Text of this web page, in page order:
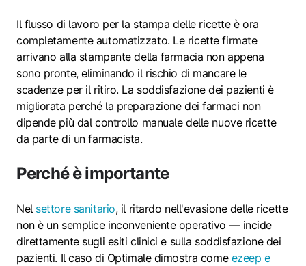
Il flusso di lavoro per la stampa delle ricette è ora
completamente automatizzato. Le ricette firmate
arrivano alla stampante della farmacia non appena
sono pronte, eliminando il rischio di mancare le
scadenze per il ritiro. La soddisfazione dei pazienti è
migliorata perché la preparazione dei farmaci non
dipende più dal controllo manuale delle nuove ricette
da parte di un farmacista.
Perché è importante
Nel settore sanitario, il ritardo nell'evasione delle ricette
non è un semplice inconveniente operativo — incide
direttamente sugli esiti clinici e sulla soddisfazione dei
pazienti. Il caso di Optimale dimostra come ezeep e